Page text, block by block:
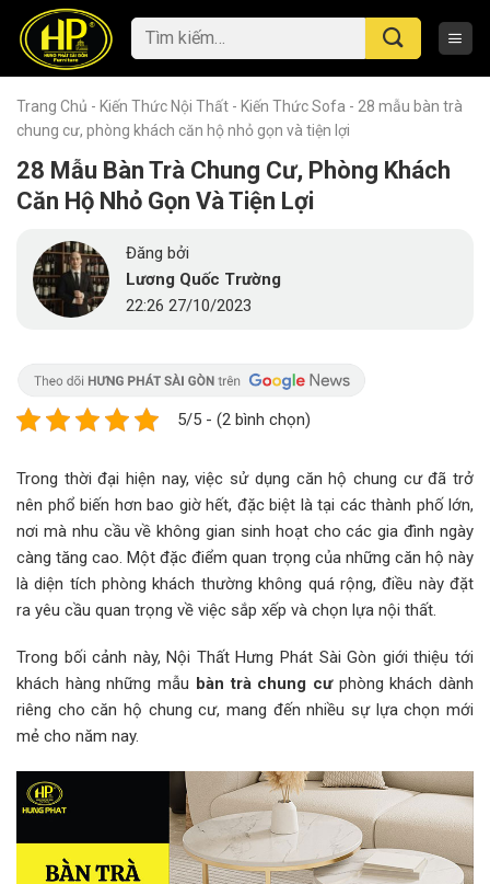
content
Tìm
kiếm:
Trang Chủ - Kiến Thức Nội Thất - Kiến Thức Sofa - 28 mẫu bàn trà
chung cư, phòng khách căn hộ nhỏ gọn và tiện lợi
28 Mẫu Bàn Trà Chung Cư, Phòng Khách
Căn Hộ Nhỏ Gọn Và Tiện Lợi
Đăng bởi
Lương Quốc Trường
22:26 27/10/2023
5/5 - (2 bình chọn)
Trong thời đại hiện nay, việc sử dụng căn hộ chung cư đã trở
nên phổ biến hơn bao giờ hết, đặc biệt là tại các thành phố lớn,
nơi mà nhu cầu về không gian sinh hoạt cho các gia đình ngày
càng tăng cao. Một đặc điểm quan trọng của những căn hộ này
là diện tích phòng khách thường không quá rộng, điều này đặt
ra yêu cầu quan trọng về việc sắp xếp và chọn lựa nội thất.
Trong bối cảnh này, Nội Thất Hưng Phát Sài Gòn giới thiệu tới
khách hàng những mẫu bàn trà chung cưphòng khách dành
riêng cho căn hộ chung cư, mang đến nhiều sự lựa chọn mới
mẻ cho năm nay.